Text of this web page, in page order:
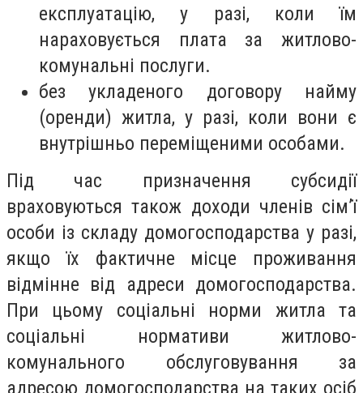
експлуатацію, у разі, коли їм
нараховується плата за житлово-
комунальні послуги.
без укладеного договору найму
(оренди) житла, у разі, коли вони є
внутрішньо переміщеними особами.
Під час призначення субсидії
враховуються також доходи членів сім’ї
особи із складу домогосподарства у разі,
якщо їх фактичне місце проживання
відмінне від адреси домогосподарства.
При цьому соціальні норми житла та
соціальні нормативи житлово-
комунального обслуговування за
адресою домогосподарства на таких осіб